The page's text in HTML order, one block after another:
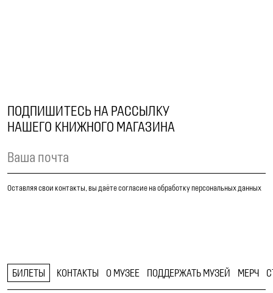
ПОДПИШИТЕСЬ НА РАССЫЛКУ
НАШЕГО КНИЖНОГО МАГАЗИНА
Оставляя свои контакты, вы даёте согласие на обработку персональных данных
БИЛЕТЫ КОНТАКТЫ О МУЗЕЕ ПОДДЕРЖАТЬ МУЗЕЙ МЕРЧ